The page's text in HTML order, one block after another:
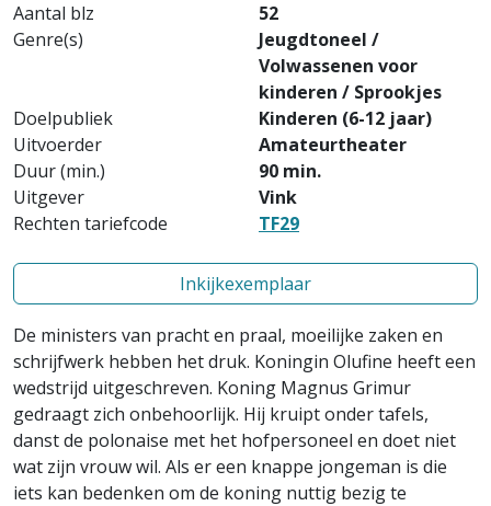
Aantal blz
52
Genre(s)
Jeugdtoneel /
Volwassenen voor
kinderen / Sprookjes
Doelpubliek
Kinderen (6-12 jaar)
Uitvoerder
Amateurtheater
Duur (min.)
90 min.
Uitgever
Vink
Rechten tariefcode
TF29
Inkijkexemplaar
De ministers van pracht en praal, moeilijke zaken en
schrijfwerk hebben het druk. Koningin Olufine heeft een
wedstrijd uitgeschreven. Koning Magnus Grimur
gedraagt zich onbehoorlijk. Hij kruipt onder tafels,
danst de polonaise met het hofpersoneel en doet niet
wat zijn vrouw wil. Als er een knappe jongeman is die
iets kan bedenken om de koning nuttig bezig te